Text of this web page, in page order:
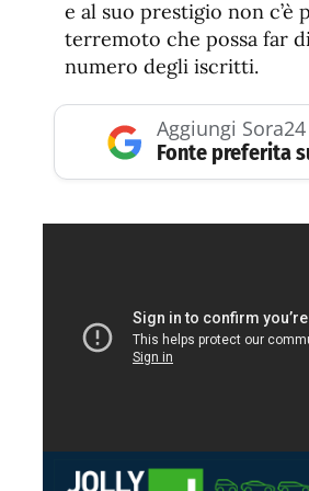
e al suo prestigio non c’è
terremoto che possa far
numero degli iscritti.
Aggiungi Sora24
Fonte preferita